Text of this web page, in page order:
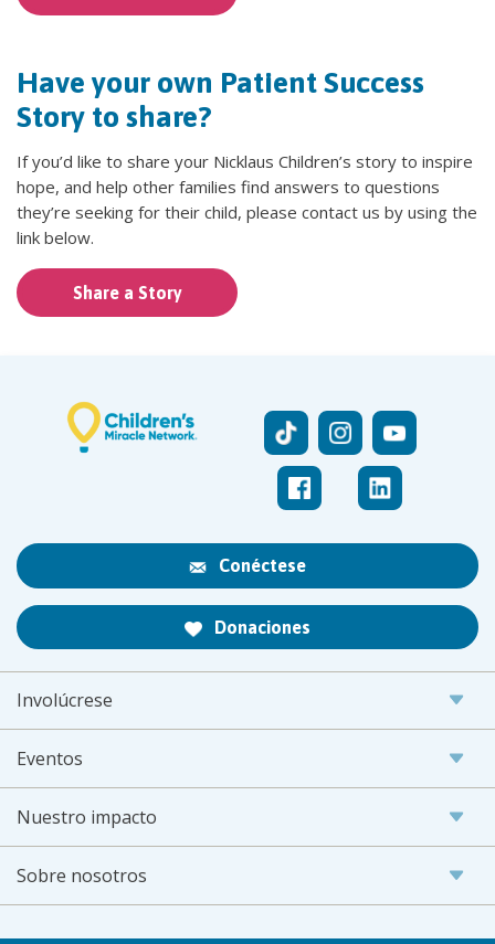
Have your own Patient Success
Story to share?
If you’d like to share your Nicklaus Children’s story to inspire
hope, and help other families find answers to questions
they’re seeking for their child, please contact us by using the
link below.
Share a Story
Conéctese
Donaciones
Involúcrese
Eventos
Nuestro impacto
Sobre nosotros